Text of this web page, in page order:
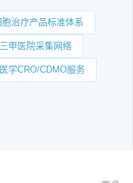
胞治疗产品标准体系
甲医院采集网络
学CRO/CDMO服务